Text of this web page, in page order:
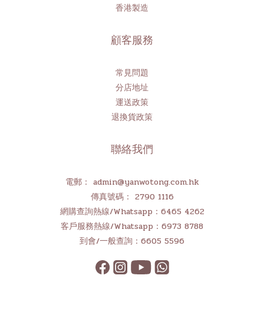
香港製造
顧客服務
常見問題
分店地址
運送政策
退換貨政策
聯絡我們
電郵： admin@yanwotong.com.hk
傳真號碼： 2790 1116
網購查詢熱線/Whatsapp：6465 4262
客戶服務熱線/Whatsapp：6973 8788
到會/一般查詢：6605 5596